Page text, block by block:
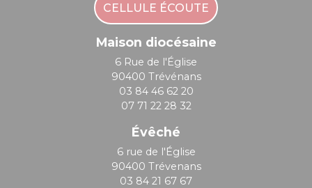
CELLULE ÉCOUTE
Maison diocésaine
6 Rue de l'Église
90400 Trévénans
03 84 46 62 20
07 71 22 28 32
Évêché
6 rue de l'Église
90400 Trévenans
03 84 21 67 67